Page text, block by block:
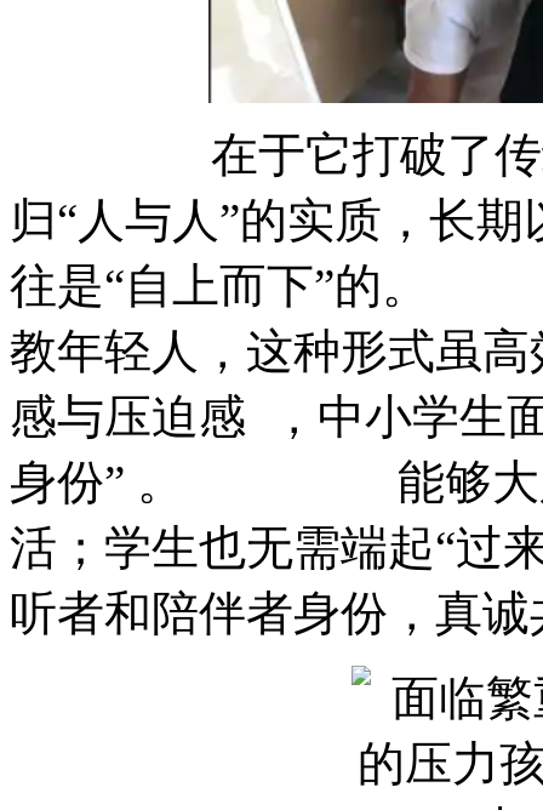
在于它打破了传统教
归“人与人”的实质，长
往是“自上而下”的。
教年轻人，这种形式虽高
感与压迫感  ，中小学生
身份” 。 能够大胆
活；学生也无需端起“过
听者和陪伴者身份，真